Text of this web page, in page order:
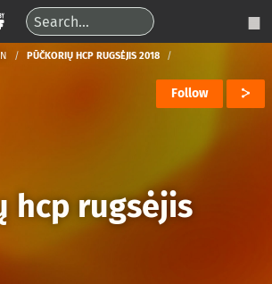
PŪČKORIŲ HCP RUGSĖJIS 2018
Follow
hcp rugsėjis